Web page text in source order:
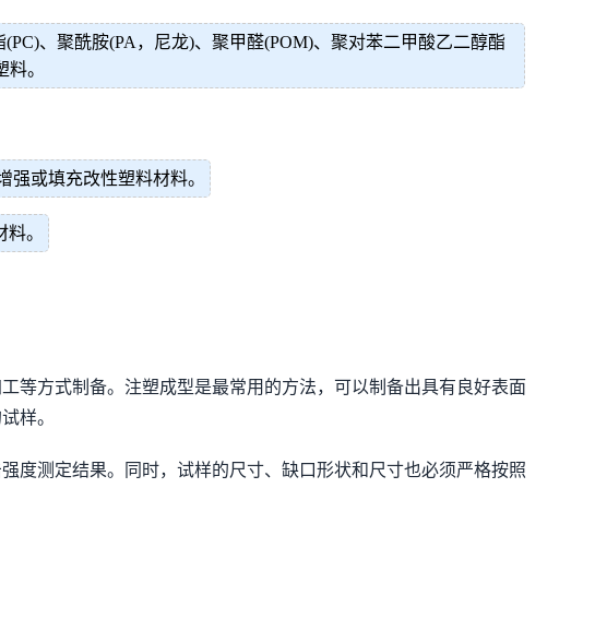
、聚酰胺(PA，尼龙)、聚甲醛(POM)、聚对苯二甲酸乙二醇酯
。
强或填充改性塑料材料。
。
等方式制备。注塑成型是最常用的方法，可以制备出具有良好表面
样。
度测定结果。同时，试样的尺寸、缺口形状和尺寸也必须严格按照